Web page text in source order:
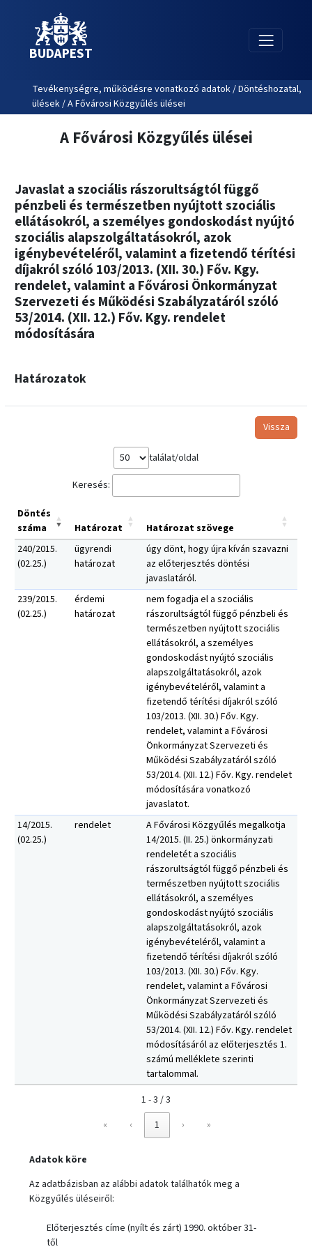
BUDAPEST
Tevékenységre, működésre vonatkozó adatok / Döntéshozatal,
ülések / A Fővárosi Közgyűlés ülései
A Fővárosi Közgyűlés ülései
Javaslat a szociális rászorultságtól függő
pénzbeli és természetben nyújtott szociális
ellátásokról, a személyes gondoskodást nyújtó
szociális alapszolgáltatásokról, azok
igénybevételéről, valamint a fizetendő térítési
díjakról szóló 103/2013. (XII. 30.) Főv. Kgy.
rendelet, valamint a Fővárosi Önkormányzat
Szervezeti és Működési Szabályzatáról szóló
53/2014. (XII. 12.) Főv. Kgy. rendelet
módosítására
Határozatok
Vissza
találat/oldal
Keresés:
Döntés
száma
Határozat
Határozat szövege
240/2015.
(02.25.)
ügyrendi
határozat
úgy dönt, hogy újra kíván szavazni
az előterjesztés döntési
javaslatáról.
239/2015.
(02.25.)
érdemi
határozat
nem fogadja el a szociális
rászorultságtól függő pénzbeli és
természetben nyújtott szociális
ellátásokról, a személyes
gondoskodást nyújtó szociális
alapszolgáltatásokról, azok
igénybevételéről, valamint a
fizetendő térítési díjakról szóló
103/2013. (XII. 30.) Főv. Kgy.
rendelet, valamint a Fővárosi
Önkormányzat Szervezeti és
Működési Szabályzatáról szóló
53/2014. (XII. 12.) Főv. Kgy. rendelet
módosítására vonatkozó
javaslatot.
14/2015.
(02.25.)
rendelet
A Fővárosi Közgyűlés megalkotja
14/2015. (II. 25.) önkormányzati
rendeletét a szociális
rászorultságtól függő pénzbeli és
természetben nyújtott szociális
ellátásokról, a személyes
gondoskodást nyújtó szociális
alapszolgáltatásokról, azok
igénybevételéről, valamint a
fizetendő térítési díjakról szóló
103/2013. (XII. 30.) Főv. Kgy.
rendelet, valamint a Fővárosi
Önkormányzat Szervezeti és
Működési Szabályzatáról szóló
53/2014. (XII. 12.) Főv. Kgy. rendelet
módosításáról az előterjesztés 1.
számú melléklete szerinti
tartalommal.
1 - 3 / 3
«
‹ 1 › »
Adatok köre
Az adatbázisban az alábbi adatok találhatók meg a
Közgyűlés üléseiről:
Előterjesztés címe (nyílt és zárt) 1990. október 31-
től